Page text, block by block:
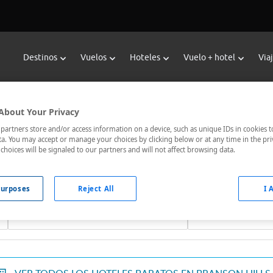
Destinos Vuelos Hoteles Vuelo + hotel
Reservar Hoteles en Branson Hills
hoteles de Viajes Carrefour te ofrecehoteles baratos en
el hotel que busques nosotros te lo encontramos al
Fechas *
Your Privacy
store and/or access information on a device, such as unique IDs in cookies
You may accept or manage your choices by clicking below or at any time in the
choices will be signaled to our partners and will not affect browsing data.
Reject All I